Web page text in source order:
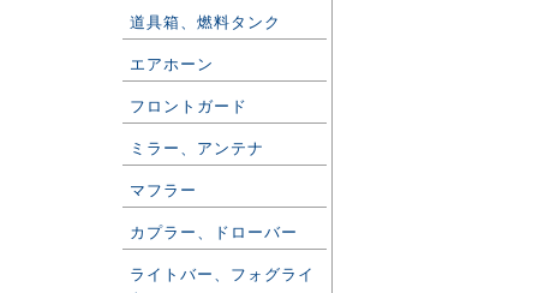
道具箱、燃料タンク
エアホーン
フロントガード
ミラー、アンテナ
マフラー
カプラー、ドローバー
ライトバー、フォグライ